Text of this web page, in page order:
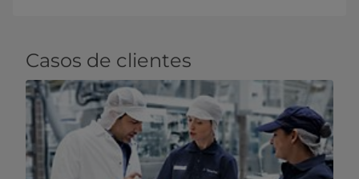
Casos de clientes